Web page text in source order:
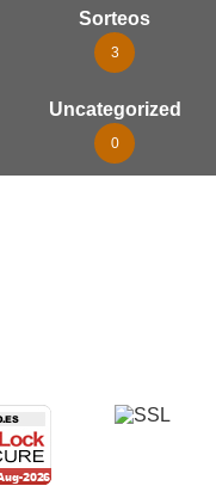
Sorteos
3
Uncategorized
0